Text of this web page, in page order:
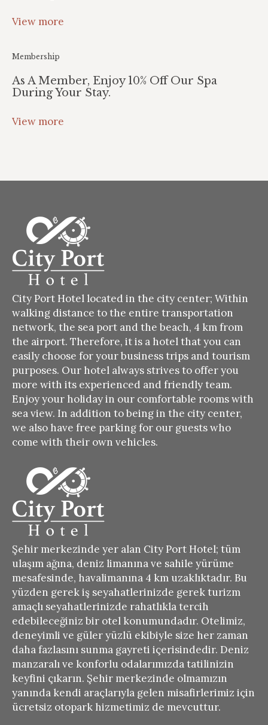
View more
Membership
As A Member, Enjoy 10% Off Our Spa
During Your Stay.
View more
City Port Hotel located in the city center; Within
walking distance to the entire transportation
network, the sea port and the beach, 4 km from
the airport. Therefore, it is a hotel that you can
easily choose for your business trips and tourism
purposes. Our hotel always strives to offer you
more with its experienced and friendly team.
Enjoy your holiday in our comfortable rooms with
sea view. In addition to being in the city center,
we also have free parking for our guests who
come with their own vehicles.
Şehir merkezinde yer alan City Port Hotel; tüm
ulaşım ağına, deniz limanına ve sahile yürüme
mesafesinde, havalimanına 4 km uzaklıktadır. Bu
yüzden gerek iş seyahatlerinizde gerek turizm
amaçlı seyahatlerinizde rahatlıkla tercih
edebileceğiniz bir otel konumundadır. Otelimiz,
deneyimli ve güler yüzlü ekibiyle size her zaman
daha fazlasını sunma gayreti içerisindedir. Deniz
manzaralı ve konforlu odalarımızda tatilinizin
keyfini çıkarın. Şehir merkezinde olmamızın
yanında kendi araçlarıyla gelen misafirlerimiz için
ücretsiz otopark hizmetimiz de mevcuttur.